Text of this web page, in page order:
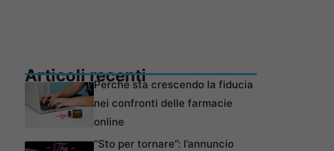
Articoli recentiPerché sta crescendo la fiducia
nei confronti delle farmacie
online
“Sto per tornare”: l’annuncio